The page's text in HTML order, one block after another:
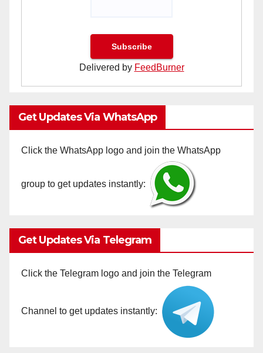
Delivered by FeedBurner
Get Updates Via WhatsApp
Click the WhatsApp logo and join the WhatsApp
group to get updates instantly:
Get Updates Via Telegram
Click the Telegram logo and join the Telegram
Channel to get updates instantly: